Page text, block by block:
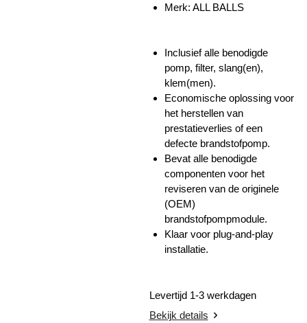
Merk: ALL BALLS
Inclusief alle benodigde
pomp, filter, slang(en),
klem(men).
Economische oplossing voor
het herstellen van
prestatieverlies of een
defecte brandstofpomp.
Bevat alle benodigde
componenten voor het
reviseren van de originele
(OEM)
brandstofpompmodule.
Klaar voor plug-and-play
installatie.
Levertijd 1-3 werkdagen
Bekijk details